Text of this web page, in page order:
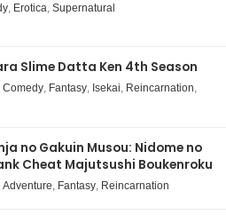
, Erotica, Supernatural
Slime Datta Ken 4th Season
Comedy, Fantasy, Isekai, Reincarnation,
no Gakuin Musou: Nidome no
Cheat Majutsushi Boukenroku
Adventure, Fantasy, Reincarnation